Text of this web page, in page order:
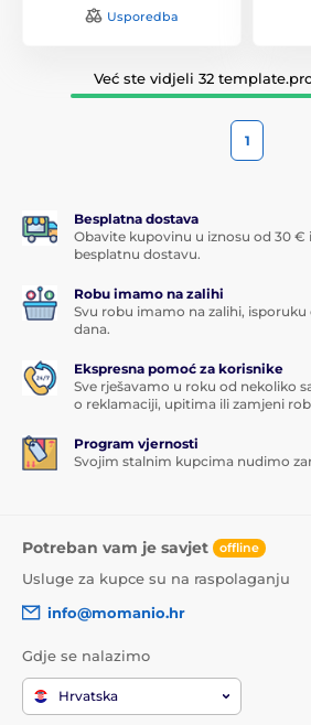
Usporedba
Već ste vidjeli 32
1
Besplatna dostava
Obavite kupovinu u iznosu od 30 €
besplatnu dostavu.
Robu imamo na zalihi
Svu robu imamo na zalihi,
dana.
Ekspresna pomoć za korisnike
Sve rješavamo u roku od nekoliko
o reklamaciji, upitima ili zamjeni
Program vjernosti
Svojim stalnim kupcima nudimo
Potreban vam je savjet offline
Usluge za kupce su na raspolaganju
info@momanio.hr
Gdje se nalazimo
Hrvatska